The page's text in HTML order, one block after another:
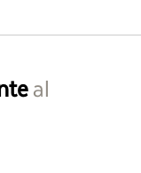
al